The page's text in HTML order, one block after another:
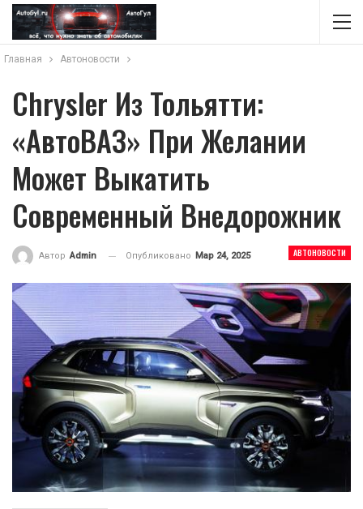
Главная Автоновости
Chrysler Из Тольятти:
«АвтоВАЗ» При Желании
Может Выкатить
Современный Внедорожник
АВТОНОВОСТИ
Автор Admin Опубликовано Мар 24, 2025